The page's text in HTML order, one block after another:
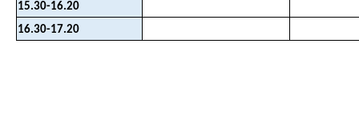
15.30-16.20
16.30-17.20